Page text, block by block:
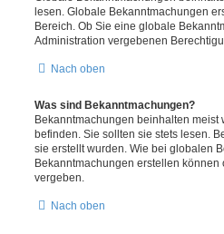
lesen. Globale Bekanntmachungen
Bereich. Ob Sie eine globale
Administration vergebenen
Nach oben
Was sind Bekanntmachungen?
Bekanntmachungen beinhalten meist
befinden. Sie sollten sie stets lesen.
sie erstellt wurden. Wie bei globalen
Bekanntmachungen erstellen
vergeben.
Nach oben